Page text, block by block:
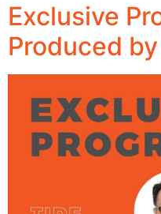
Exclusive
Produced by